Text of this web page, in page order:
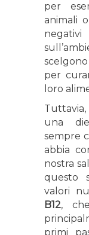
per
animali
per
loro
una
sempre
abbia
nostra
questo
valori
B12,
primi